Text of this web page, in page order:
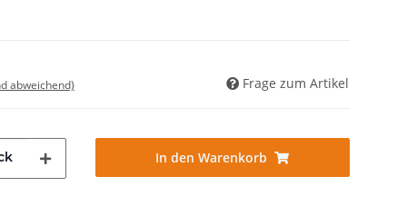
abweichend) Frage zum Artikel
In den Warenkorb